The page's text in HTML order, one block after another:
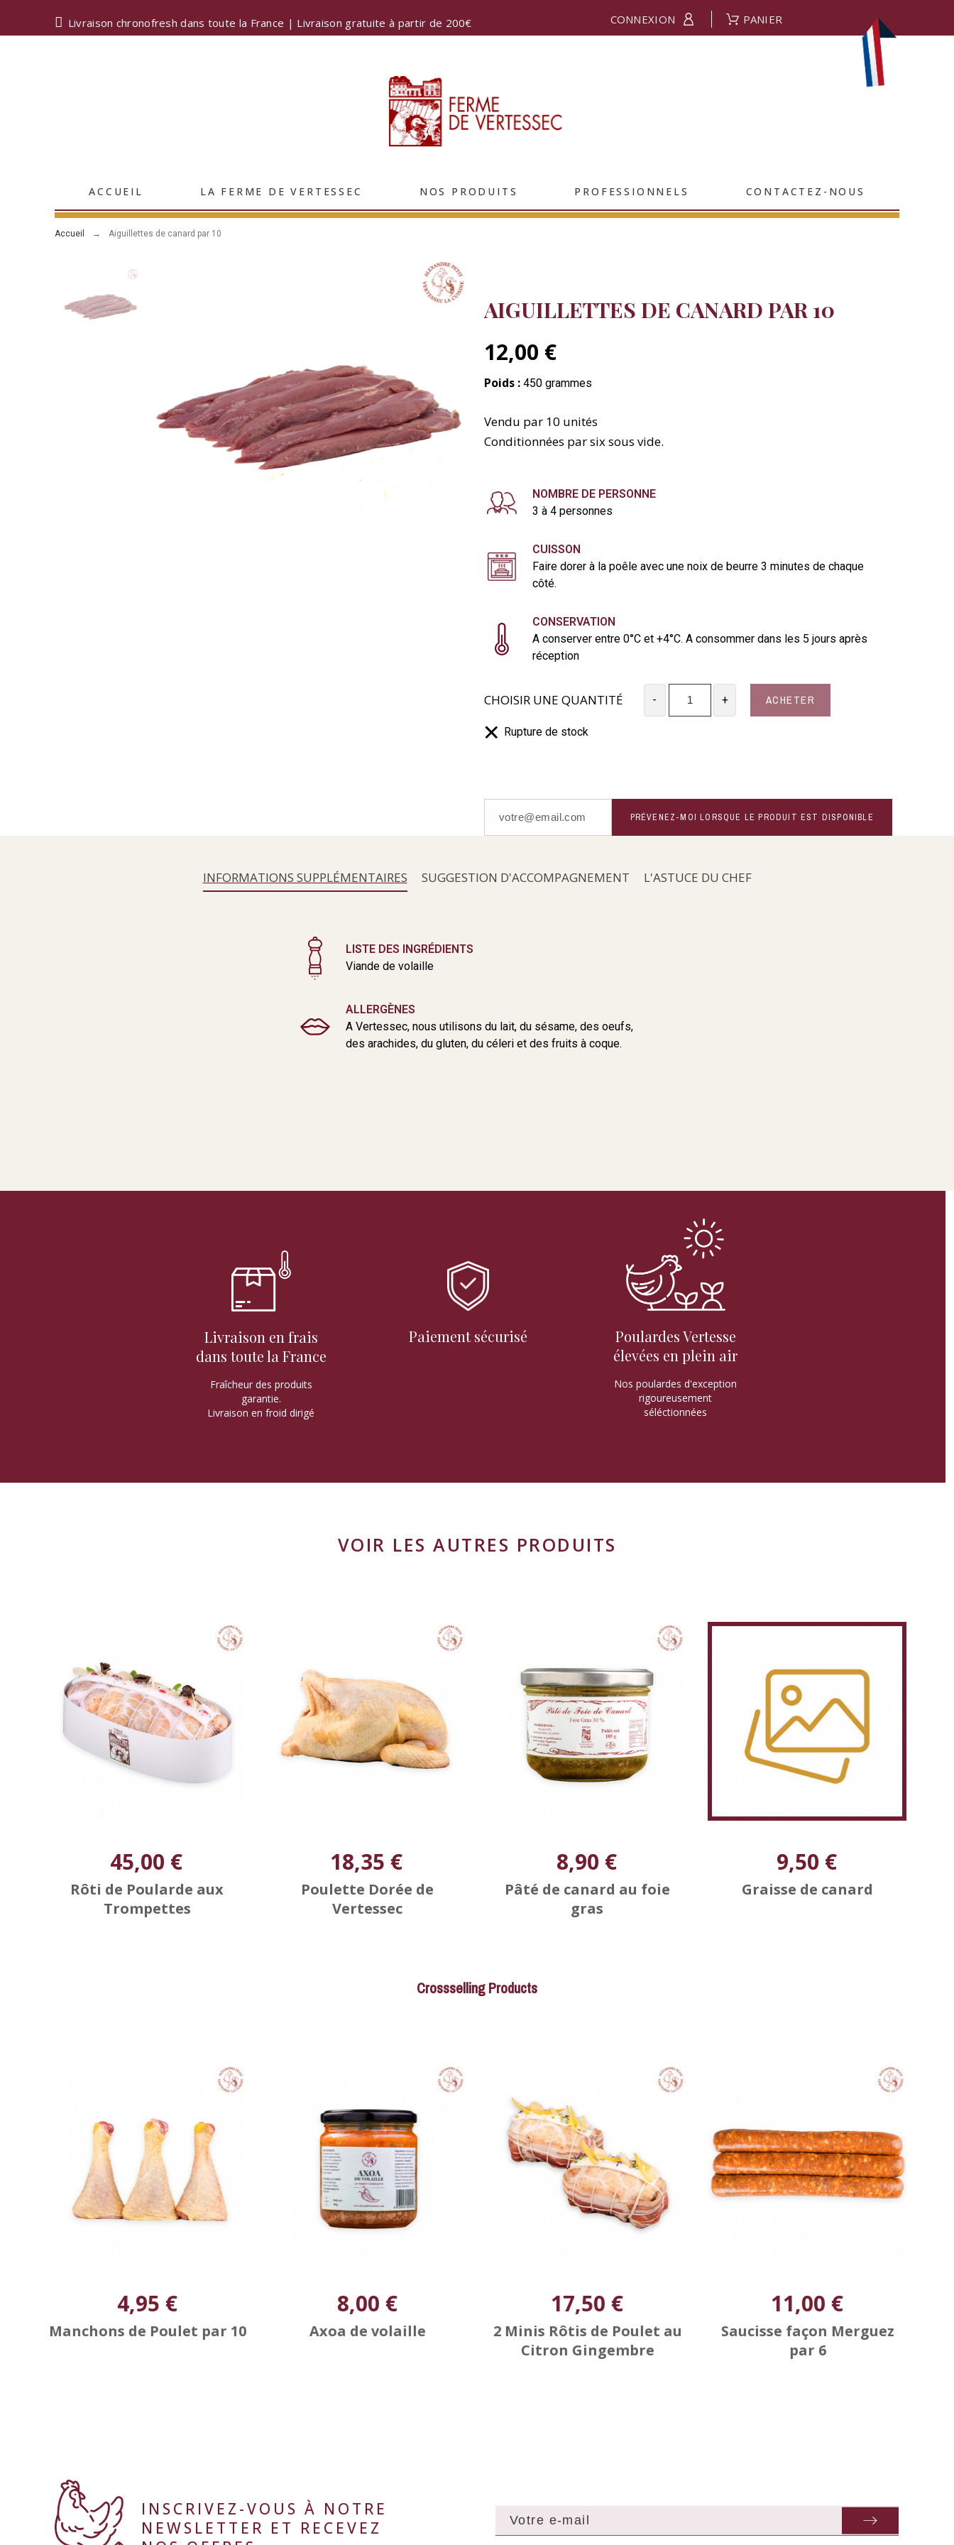
Livraison chronofresh dans toute la France | Livraison gratuite à partir de 200€ CONNEXION PANIER
ACCUEIL LA FERME DE VERTESSEC NOS PRODUITS PROFESSIONNELS CONTACTEZ-NOUS
Accueil Aiguillettes de canard par 10
AIGUILLETTES DE CANARD PAR 10
12,00 €
Poids : 450 grammes
Vendu par 10 unités
Conditionnées par six sous vide.
NOMBRE DE PERSONNE
3 à 4 personnes
CUISSON
Faire dorer à la poêle avec une noix de beurre 3 minutes de chaque
côté.
CONSERVATION
A conserver entre 0°C et +4°C. A consommer dans les 5 jours après
réception
CHOISIR UNE QUANTITÉ - + ACHETER
Rupture de stock
PRÉVENEZ-MOI LORSQUE LE PRODUIT EST DISPONIBLE
INFORMATIONS SUPPLÉMENTAIRES SUGGESTION D'ACCOMPAGNEMENT L'ASTUCE DU CHEF
LISTE DES INGRÉDIENTS
Viande de volaille
ALLERGÈNES
A Vertessec, nous utilisons du lait, du sésame, des oeufs,
des arachides, du gluten, du céleri et des fruits à coque.
Livraison en frais
dans toute la France
Fraîcheur des produits
garantie.
Livraison en froid dirigé
Paiement sécurisé
Poulardes Vertesse
élevées en plein air
Nos poulardes d'exception
rigoureusement
séléctionnées
VOIR LES AUTRES PRODUITS
45,00 €
Rôti de Poularde aux
Trompettes
18,35 €
Poulette Dorée de
Vertessec
8,90 €
Pâté de canard au foie
gras
9,50 €
Graisse de canard
Crossselling Products
4,95 €
Manchons de Poulet par 10
8,00 €
Axoa de volaille
17,50 €
2 Minis Rôtis de Poulet au
Citron Gingembre
11,00 €
Saucisse façon Merguez
par 6
INSCRIVEZ-VOUS À NOTRE
NEWSLETTER ET RECEVEZ